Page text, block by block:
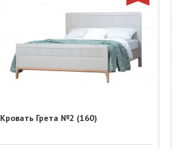
Кровать Грета №2 (160)